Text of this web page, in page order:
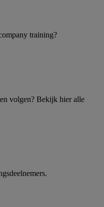
training?
volgen? Bekijk hier alle